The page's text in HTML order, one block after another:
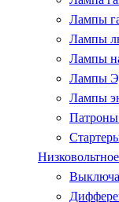
Лампы
Лампы
Лампы
Лампы
Лампы